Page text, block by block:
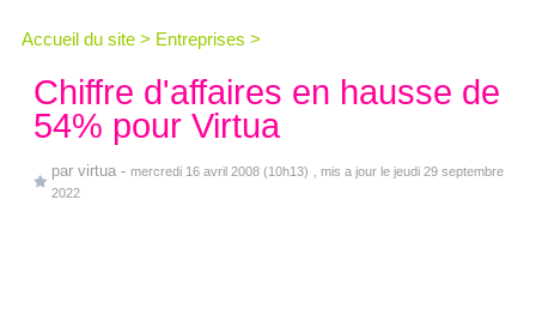
Accueil du site > Entreprises >
Chiffre d'affaires en hausse de
54% pour Virtua
par virtua - mercredi 16 avril 2008 (10h13)
, mis a jour le jeudi 29 septembre
2022